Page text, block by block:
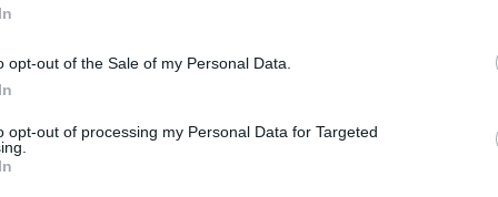
opt-out of the Sale of my Personal Data.
opt-out of processing my Personal Data for Targeted
Budapest nem egyszerűen egy
teljesen új életforma megérkezése
Residences Budapest: